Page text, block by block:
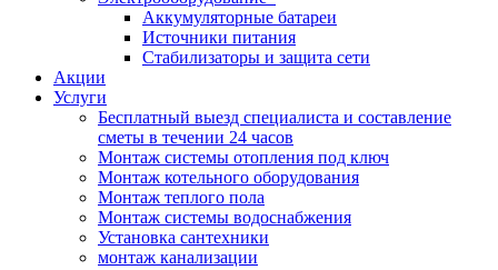
Аккумуляторные батареи
Источники питания
Стабилизаторы и защита сети
Акции
Услуги
Бесплатный выезд специалиста и составление
сметы в течении 24 часов
Монтаж системы отопления под ключ
Монтаж котельного оборудования
Монтаж теплого пола
Монтаж системы водоснабжения
Установка сантехники
монтаж канализации